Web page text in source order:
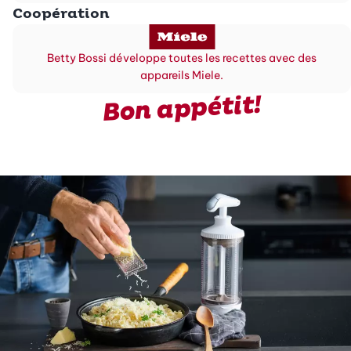
Coopération
Betty Bossi développe toutes les recettes avec des
appareils Miele.
Bon appétit!